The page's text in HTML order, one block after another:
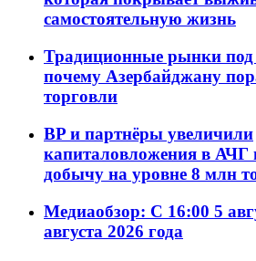
самостоятельную жизнь
Традиционные рынки под
почему Азербайджану
торговли
BP и партнёры увеличили
капиталовложения в АЧГ
добычу на уровне 8 млн
Медиаобзор: С 16:00 5
августа 2026 года